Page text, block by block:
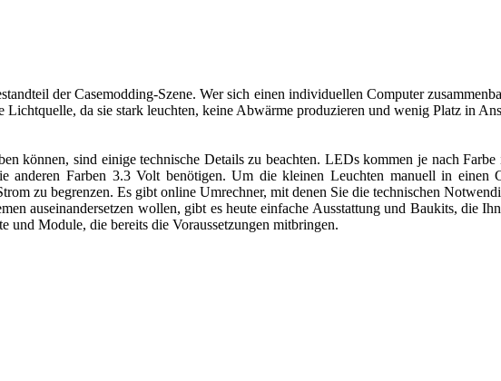
der Casemodding-Szene. Wer sich einen individuellen Computer
da sie stark leuchten, keine Abwärme produzieren und wenig Platz in
können, sind einige technische Details zu beachten. LEDs kommen je nach
Farben 3.3 Volt benötigen. Um die kleinen Leuchten manuell in einen
zu begrenzen. Es gibt online Umrechner, mit denen Sie die technischen
auseinandersetzen wollen, gibt es heute einfache Ausstattung und Baukits, die
und Module, die bereits die Voraussetzungen mitbringen.